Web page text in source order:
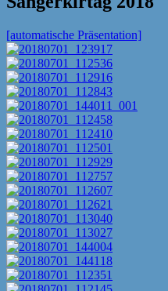
[automatische Präsentation]